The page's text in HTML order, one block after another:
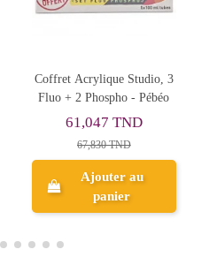
Tube Peinture Acrylique
Fine Studio 100ml, Terre
Rouge 63 - Pébéo
11,138 TND
12,376 TND
Ajouter au
panier
Tube